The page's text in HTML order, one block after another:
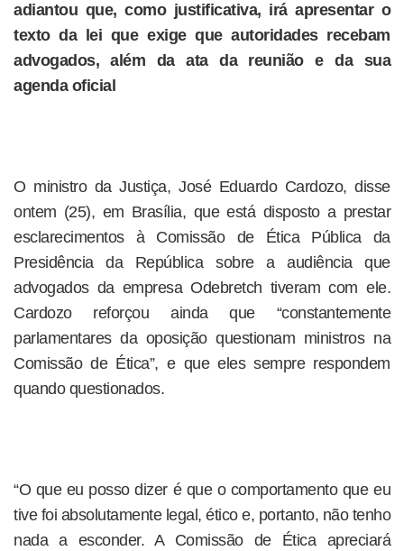
adiantou que, como justificativa, irá apresentar o
texto da lei que exige que autoridades recebam
advogados, além da ata da reunião e da sua
agenda oficial
O ministro da Justiça, José Eduardo Cardozo, disse
ontem (25), em Brasília, que está disposto a prestar
esclarecimentos à Comissão de Ética Pública da
Presidência da República sobre a audiência que
advogados da empresa Odebretch tiveram com ele.
Cardozo reforçou ainda que “constantemente
parlamentares da oposição questionam ministros na
Comissão de Ética”, e que eles sempre respondem
quando questionados.
“O que eu posso dizer é que o comportamento que eu
tive foi absolutamente legal, ético e, portanto, não tenho
nada a esconder. A Comissão de Ética apreciará